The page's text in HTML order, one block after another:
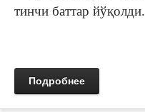
тинчи баттар йўқолди.
Подробнее